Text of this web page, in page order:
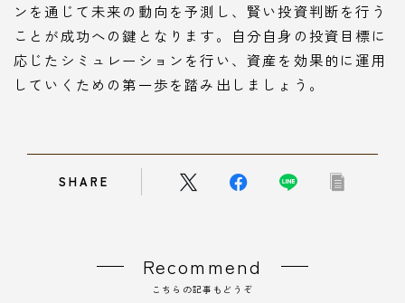
ンを通じて未来の動向を予測し、賢い投資判断を行う
ことが成功への鍵となります。自分自身の投資目標に
応じたシミュレーションを行い、資産を効果的に運用
していくための第一歩を踏み出しましょう。
SHARE
Recommend
こちらの記事もどうぞ